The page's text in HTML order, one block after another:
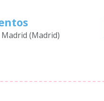
Madrid (Madrid)